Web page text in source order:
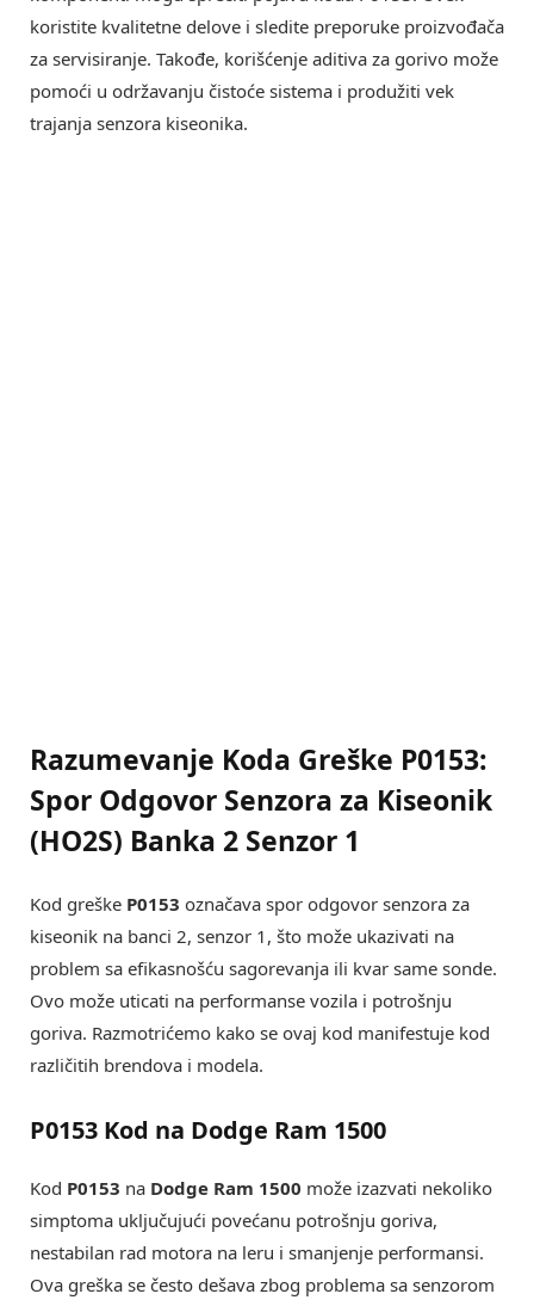
koristite kvalitetne delove i sledite preporuke proizvođača
za servisiranje. Takođe, korišćenje aditiva za gorivo može
pomoći u održavanju čistoće sistema i produžiti vek
trajanja senzora kiseonika.
Razumevanje Koda Greške P0153:
Spor Odgovor Senzora za Kiseonik
(HO2S) Banka 2 Senzor 1
Kod greške P0153 označava spor odgovor senzora za
kiseonik na banci 2, senzor 1, što može ukazivati na
problem sa efikasnošću sagorevanja ili kvar same sonde.
Ovo može uticati na performanse vozila i potrošnju
goriva. Razmotrićemo kako se ovaj kod manifestuje kod
različitih brendova i modela.
P0153 Kod na Dodge Ram 1500
Kod P0153 na Dodge Ram 1500 može izazvati nekoliko
simptoma uključujući povećanu potrošnju goriva,
nestabilan rad motora na leru i smanjenje performansi.
Ova greška se često dešava zbog problema sa senzorom